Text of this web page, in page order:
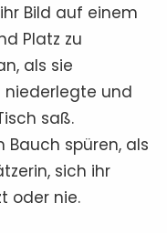
Bild auf einem
Platz zu
als sie
niederlegte und
saß.
Bauch spüren, als
sich ihr
oder nie.